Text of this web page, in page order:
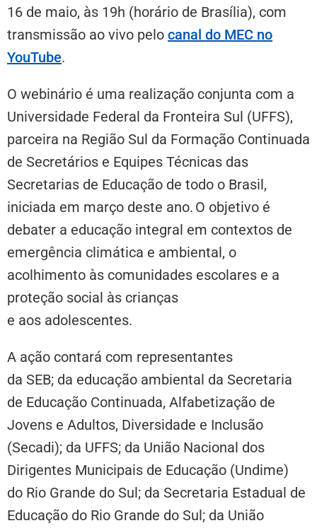
16 de maio, às 19h (horário de Brasília), com
transmissão ao vivo pelo canal do MEC no
YouTube.
O webinário é uma realização conjunta com a
Universidade Federal da Fronteira Sul (UFFS),
parceira na Região Sul da Formação Continuada
de Secretários e Equipes Técnicas das
Secretarias de Educação de todo o Brasil,
iniciada em março deste ano. O objetivo é
debater a educação integral em contextos de
emergência climática e ambiental, o
acolhimento às comunidades escolares e a
proteção social às crianças
e aos adolescentes.
A ação contará com representantes
da SEB; da educação ambiental da Secretaria
de Educação Continuada, Alfabetização de
Jovens e Adultos, Diversidade e Inclusão
(Secadi); da UFFS; da União Nacional dos
Dirigentes Municipais de Educação (Undime)
do Rio Grande do Sul; da Secretaria Estadual de
Educação do Rio Grande do Sul; da União